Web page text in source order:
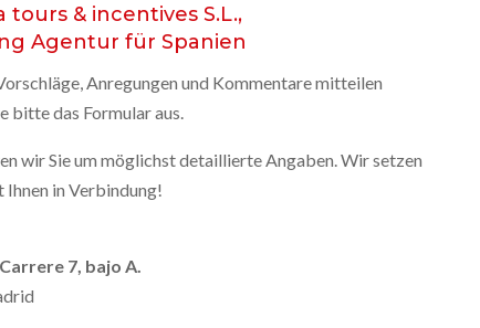
tours & incentives S.L.,
Agentur für Spanien
Anregungen und Kommentare mitteilen
bitte das Formular aus.
wir Sie um möglichst detaillierte Angaben. Wir setzen
Ihnen in Verbindung!
7, bajo A.